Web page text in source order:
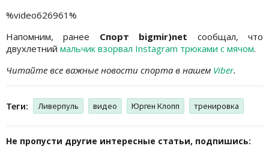
%video626961%
Напомним, ранее Спорт bigmir)net сообщал, что
двухлетний мальчик взорвал Instagram трюками с мячом.
Читайте все важные новости спорта в нашем Viber.
Теги: Ливерпуль видео Юрген Клопп тренировка
Не пропусти другие интересные статьи, подпишись: